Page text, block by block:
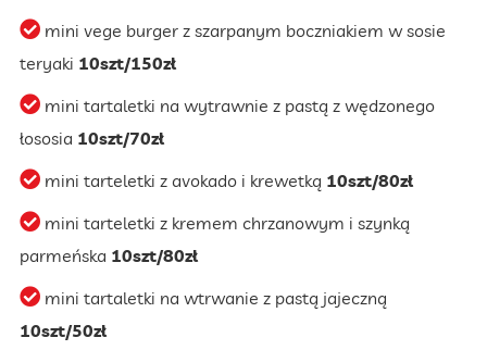
mini vege burger z szarpanym boczniakiem w sosie
teryaki 10szt/150zł
mini tartaletki na wytrawnie z pastą z wędzonego
łososia 10szt/70zł
mini tarteletki z avokado i krewetką 10szt/80zł
mini tarteletki z kremem chrzanowym i szynką
parmeńska 10szt/80zł
mini tartaletki na wtrwanie z pastą jajeczną
10szt/50zł